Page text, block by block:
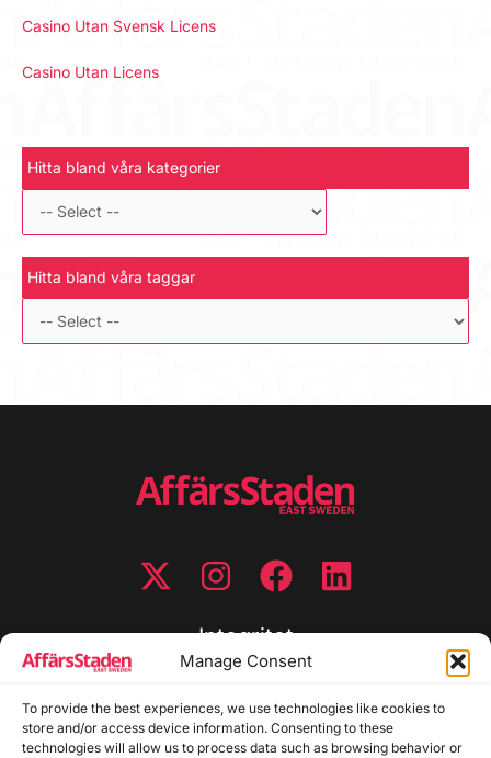
Manage Consent
To provide the best experiences, we use technologies like cookies to
store and/or access device information. Consenting to these
technologies will allow us to process data such as browsing behavior or
Casino Utan Svensk Licens
Casino Utan Licens
Hitta bland våra kategorier
Hitta bland våra taggar
Integritet
Cookiepolicy
Disclaimer